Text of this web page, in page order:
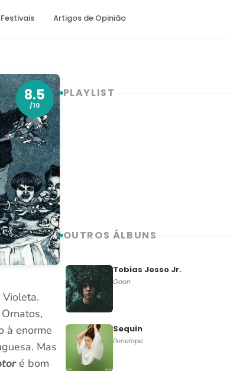
Festivais Artigos de Opinião
8.5
/10
à enorme
Mas
é bom
PLAYLIST
OUTROS ÁLBUNS
Tobias Jesso Jr.
Goon
Sequin
Penelope